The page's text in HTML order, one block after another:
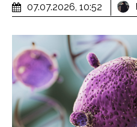
07.07.2026, 10:52